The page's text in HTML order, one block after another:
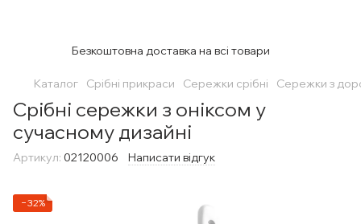
Безкоштовна доставка на всі товари
Каталог Срібні прикраси Сережки срібні Сережки з
Срібні сережки з оніксом у
сучасному дизайні
Артикул: 02120006 Написати відгук
−32%